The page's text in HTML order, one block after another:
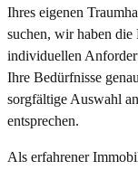
Ihres eigenen
suchen, wir haben die
individuellen
Ihre Bedürfnisse
sorgfältige Auswahl
entsprechen.
Als erfahrener